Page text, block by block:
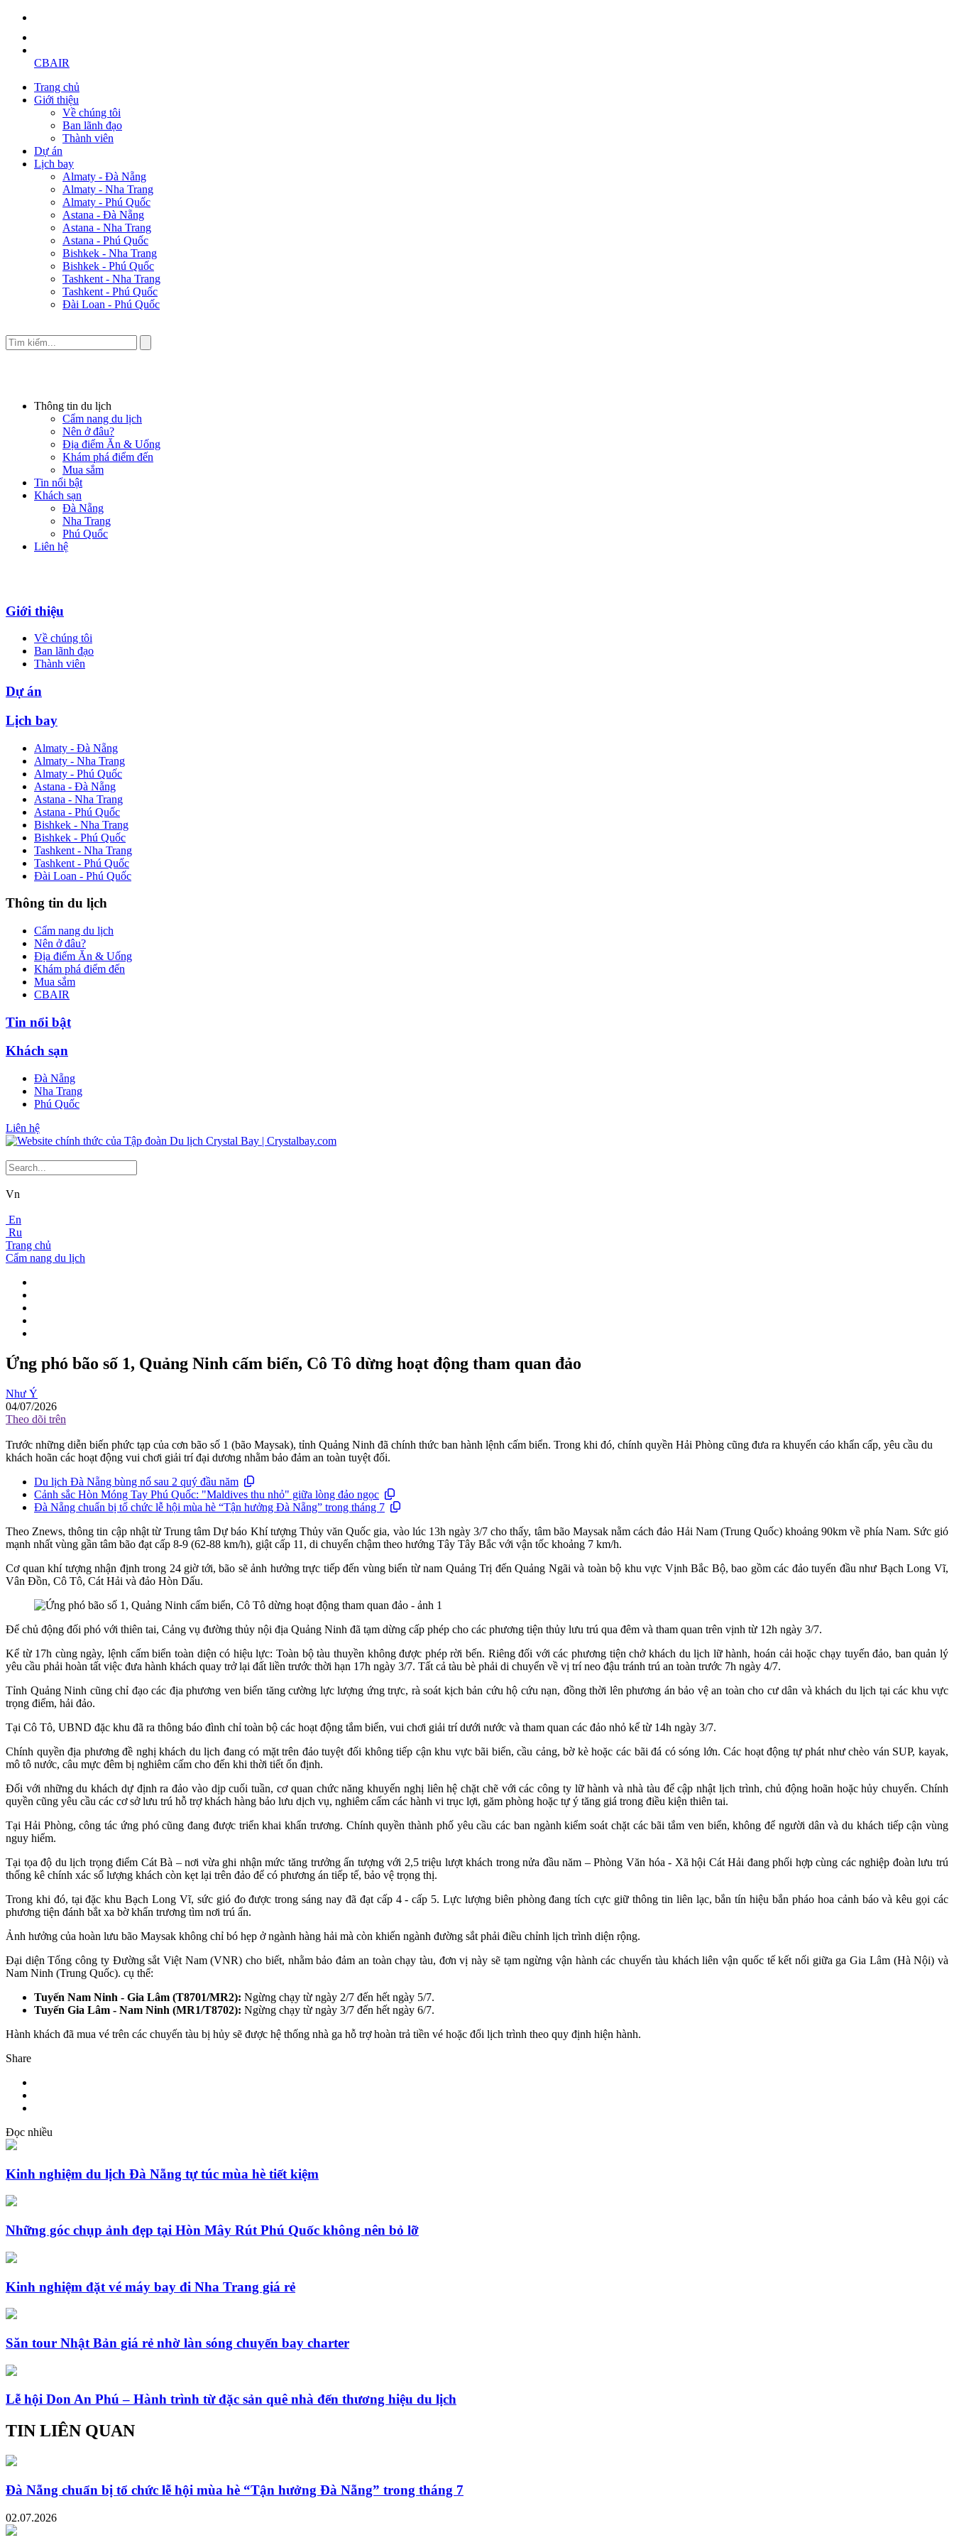
CBAIR
Trang chủ
Giới thiệu
Về chúng tôi
Ban lãnh đạo
Thành viên
Dự án
Lịch bay
Almaty - Đà Nẵng
Almaty - Nha Trang
Almaty - Phú Quốc
Astana - Đà Nẵng
Astana - Nha Trang
Astana - Phú Quốc
Bishkek - Nha Trang
Bishkek - Phú Quốc
Tashkent - Nha Trang
Tashkent - Phú Quốc
Đài Loan - Phú Quốc
Thông tin du lịch
Cẩm nang du lịch
Nên ở đâu?
Địa điểm Ăn & Uống
Khám phá điểm đến
Mua sắm
Tin nổi bật
Khách sạn
Đà Nẵng
Nha Trang
Phú Quốc
Liên hệ
Giới thiệu
Về chúng tôi
Ban lãnh đạo
Thành viên
Dự án
Lịch bay
Almaty - Đà Nẵng
Almaty - Nha Trang
Almaty - Phú Quốc
Astana - Đà Nẵng
Astana - Nha Trang
Astana - Phú Quốc
Bishkek - Nha Trang
Bishkek - Phú Quốc
Tashkent - Nha Trang
Tashkent - Phú Quốc
Đài Loan - Phú Quốc
Thông tin du lịch
Cẩm nang du lịch
Nên ở đâu?
Địa điểm Ăn & Uống
Khám phá điểm đến
Mua sắm
CBAIR
Tin nổi bật
Khách sạn
Đà Nẵng
Nha Trang
Phú Quốc
Liên hệ
Vn
En
Ru
Trang chủ
Cẩm nang du lịch
Ứng phó bão số 1, Quảng Ninh cấm biển, Cô Tô dừng hoạt động tham quan đảo
Như Ý
04/07/2026
Theo dõi trên
Trước những diễn biến phức tạp của cơn bão số 1 (bão Maysak), tỉnh Quảng Ninh đã chính thức ban hành lệnh cấm biển. Trong khi đó, chính quyền Hải Phòng cũng đưa ra khuyến cáo khẩn cấp, yêu cầu du
khách hoãn các hoạt động vui chơi giải trí đại dương nhằm bảo đảm an toàn tuyệt đối.
Du lịch Đà Nẵng bùng nổ sau 2 quý đầu năm
Cảnh sắc Hòn Móng Tay Phú Quốc: "Maldives thu nhỏ" giữa lòng đảo ngọc
Đà Nẵng chuẩn bị tổ chức lễ hội mùa hè “Tận hưởng Đà Nẵng” trong tháng 7
Theo Znews, thông tin cập nhật từ Trung tâm Dự báo Khí tượng Thủy văn Quốc gia, vào lúc 13h ngày 3/7 cho thấy, tâm bão Maysak nằm cách đảo Hải Nam (Trung Quốc) khoảng 90km về phía Nam. Sức gió
mạnh nhất vùng gần tâm bão đạt cấp 8-9 (62-88 km/h), giật cấp 11, di chuyển chậm theo hướng Tây Tây Bắc với vận tốc khoảng 7 km/h.
Cơ quan khí tượng nhận định trong 24 giờ tới, bão sẽ ảnh hưởng trực tiếp đến vùng biển từ nam Quảng Trị đến Quảng Ngãi và toàn bộ khu vực Vịnh Bắc Bộ, bao gồm các đảo tuyến đầu như Bạch Long Vĩ,
Vân Đồn, Cô Tô, Cát Hải và đảo Hòn Dấu.
Để chủ động đối phó với thiên tai, Cảng vụ đường thủy nội địa Quảng Ninh đã tạm dừng cấp phép cho các phương tiện thủy lưu trú qua đêm và tham quan trên vịnh từ 12h ngày 3/7.
Kể từ 17h cùng ngày, lệnh cấm biển toàn diện có hiệu lực: Toàn bộ tàu thuyền không được phép rời bến. Riêng đối với các phương tiện chở khách du lịch lữ hành, hoán cải hoặc chạy tuyến đảo, ban quản lý
yêu cầu phải hoàn tất việc đưa hành khách quay trở lại đất liền trước thời hạn 17h ngày 3/7. Tất cả tàu bè phải di chuyển về vị trí neo đậu tránh trú an toàn trước 7h ngày 4/7.
Tỉnh Quảng Ninh cũng chỉ đạo các địa phương ven biển tăng cường lực lượng ứng trực, rà soát kịch bản cứu hộ cứu nạn, đồng thời lên phương án bảo vệ an toàn cho cư dân và khách du lịch tại các khu vực
trọng điểm, hải đảo.
Tại Cô Tô, UBND đặc khu đã ra thông báo đình chỉ toàn bộ các hoạt động tắm biển, vui chơi giải trí dưới nước và tham quan các đảo nhỏ kể từ 14h ngày 3/7.
Chính quyền địa phương đề nghị khách du lịch đang có mặt trên đảo tuyệt đối không tiếp cận khu vực bãi biển, cầu cảng, bờ kè hoặc các bãi đá có sóng lớn. Các hoạt động tự phát như chèo ván SUP, kayak,
mô tô nước, câu mực đêm bị nghiêm cấm cho đến khi thời tiết ổn định.
Đối với những du khách dự định ra đảo vào dịp cuối tuần, cơ quan chức năng khuyến nghị liên hệ chặt chẽ với các công ty lữ hành và nhà tàu để cập nhật lịch trình, chủ động hoãn hoặc hủy chuyến. Chính
quyền cũng yêu cầu các cơ sở lưu trú hỗ trợ khách hàng bảo lưu dịch vụ, nghiêm cấm các hành vi trục lợi, găm phòng hoặc tự ý tăng giá trong điều kiện thiên tai.
Tại Hải Phòng, công tác ứng phó cũng đang được triển khai khẩn trương. Chính quyền thành phố yêu cầu các ban ngành kiểm soát chặt các bãi tắm ven biển, không để người dân và du khách tiếp cận vùng
nguy hiểm.
Tại tọa độ du lịch trọng điểm Cát Bà – nơi vừa ghi nhận mức tăng trưởng ấn tượng với 2,5 triệu lượt khách trong nửa đầu năm – Phòng Văn hóa - Xã hội Cát Hải đang phối hợp cùng các nghiệp đoàn lưu trú
thống kê chính xác số lượng khách còn kẹt lại trên đảo để có phương án tiếp tế, bảo vệ trọng thị.
Trong khi đó, tại đặc khu Bạch Long Vĩ, sức gió đo được trong sáng nay đã đạt cấp 4 - cấp 5. Lực lượng biên phòng đang tích cực giữ thông tin liên lạc, bắn tín hiệu bắn pháo hoa cảnh báo và kêu gọi các
phương tiện đánh bắt xa bờ khẩn trương tìm nơi trú ẩn.
Ảnh hưởng của hoàn lưu bão Maysak không chỉ bó hẹp ở ngành hàng hải mà còn khiến ngành đường sắt phải điều chỉnh lịch trình diện rộng.
Đại diện Tổng công ty Đường sắt Việt Nam (VNR) cho biết, nhằm bảo đảm an toàn chạy tàu, đơn vị này sẽ tạm ngừng vận hành các chuyến tàu khách liên vận quốc tế kết nối giữa ga Gia Lâm (Hà Nội) và
Nam Ninh (Trung Quốc). cụ thể:
Tuyến Nam Ninh - Gia Lâm (T8701/MR2): Ngừng chạy từ ngày 2/7 đến hết ngày 5/7.
Tuyến Gia Lâm - Nam Ninh (MR1/T8702): Ngừng chạy từ ngày 3/7 đến hết ngày 6/7.
Hành khách đã mua vé trên các chuyến tàu bị hủy sẽ được hệ thống nhà ga hỗ trợ hoàn trả tiền vé hoặc đổi lịch trình theo quy định hiện hành.
Share
Đọc nhiều
Kinh nghiệm du lịch Đà Nẵng tự túc mùa hè tiết kiệm
Những góc chụp ảnh đẹp tại Hòn Mây Rút Phú Quốc không nên bỏ lỡ
Kinh nghiệm đặt vé máy bay đi Nha Trang giá rẻ
Săn tour Nhật Bản giá rẻ nhờ làn sóng chuyến bay charter
Lễ hội Don An Phú – Hành trình từ đặc sản quê nhà đến thương hiệu du lịch
TIN LIÊN QUAN
Đà Nẵng chuẩn bị tổ chức lễ hội mùa hè “Tận hưởng Đà Nẵng” trong tháng 7
02.07.2026